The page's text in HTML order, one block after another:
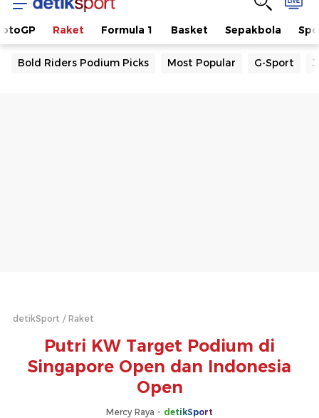
Raket Formula 1 Basket Sepakbola
Bold Riders Podium Picks Most Popular G-Sport
detikSport Raket
Putri KW Target Podium di
Singapore Open dan Indonesia
Open
Mercy Raya - detikSport